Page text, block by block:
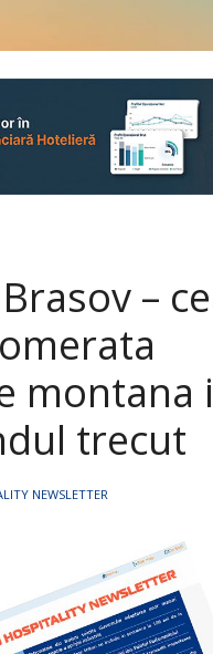
–
montana
trecut
NEWSLETTER